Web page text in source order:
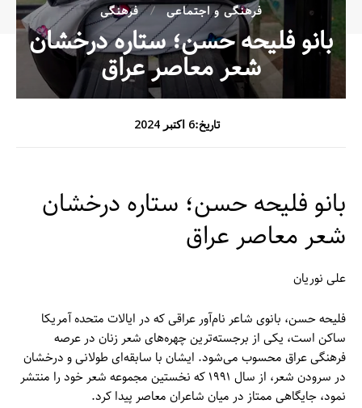
فرهنگی و اجتماعی فرهنگی
بانو فلیحه حسن؛ ستاره درخشان
شعر معاصر عراق
تاریخ:6 اکتبر 2024
بانو فلیحه حسن؛ ستاره درخشان
شعر معاصر عراق
علی نوریان
فلیحه حسن، بانوی شاعر نام‌آور عراقی که در ایالات متحده آمریکا
ساکن است، یکی از برجسته‌ترین چهره‌های شعر زنان در عرصه
فرهنگی عراق محسوب می‌شود. ایشان با سابقه‌ای طولانی و درخشان
در سرودن شعر، از سال ۱۹۹۱ که نخستین مجموعه شعر خود را منتشر
نمود، جایگاهی ممتاز در میان شاعران معاصر پیدا کرد.